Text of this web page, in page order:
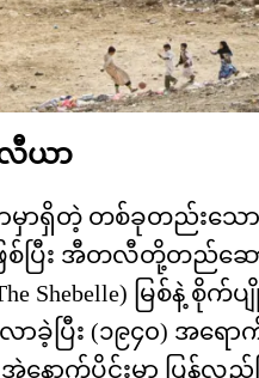
လီယာ
ရှိတဲ့ တစ်ခုတည်းသော ရ
ဖြစ်ပြီး အီတလီတို့တ
Shebelle) မြစ်နဲ့
ခဲ့ပြီး (၁၉၄၀) အရေ
နောက်ပိုင်းမှာ ပြန်လ